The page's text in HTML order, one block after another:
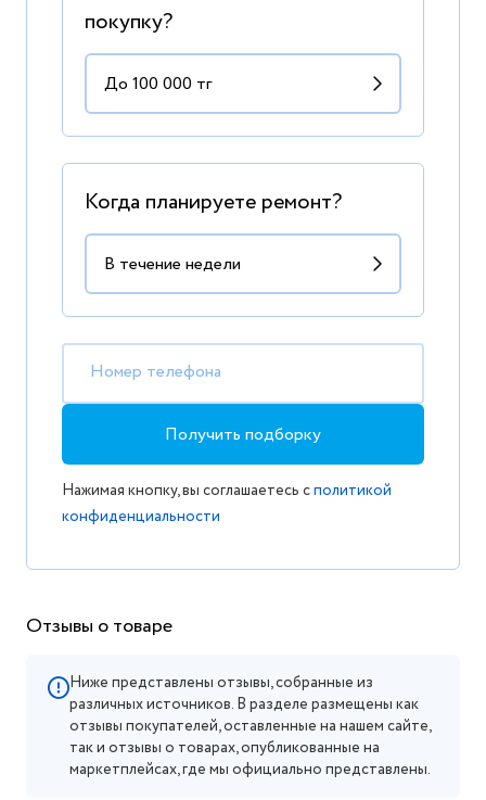
покупку?
Когда планируете ремонт?
Номер телефона
Получить подборку
Нажимая кнопку, вы соглашаетесь сполитикой
конфиденциальности
Отзывы о товаре
Ниже представлены отзывы, собранные из
различных источников. В разделе размещены как
отзывы покупателей, оставленные на нашем сайте,
так и отзывы о товарах, опубликованные на
маркетплейсах, где мы официально представлены.